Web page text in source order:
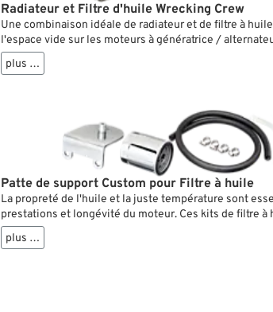
Radiateur et Filtre d'huile Wrecking Crew
Une combinaison idéale de radiateur et de filtre à
l'espace vide sur les moteurs à génératrice /
entendu, il peut aussi s'installer en lieu et place de la
les H-D qui en sont équipés d'origine et qui ne
plus …
Patte de support Custom pour Filtre à huile
La propreté de l'huile et la juste température sont
prestations et longévité du moteur. Ces kits de filtre à
cartouche de filtre et sont installés en plein vent de
est refroidi d'avantage pendant qu'il passe par le filtre.
plus …